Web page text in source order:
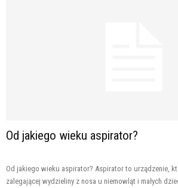
Od jakiego wieku aspirator?
Od jakiego wieku aspirator? Aspirator to urządzenie,
zalegającej wydzieliny z nosa u niemowląt i małych